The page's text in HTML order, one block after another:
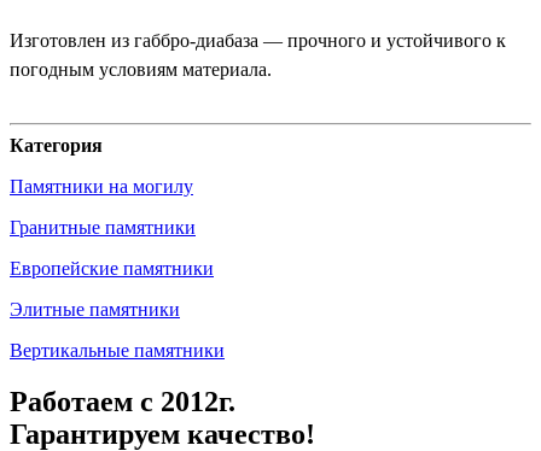
Изготовлен из габбро-диабаза — прочного и устойчивого к
погодным условиям материала.
Категория
Памятники на могилу
Гранитные памятники
Европейские памятники
Элитные памятники
Вертикальные памятники
Работаем с 2012г.
Гарантируем качество!